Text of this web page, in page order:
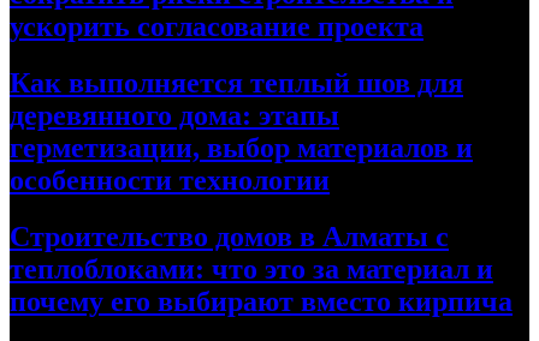
ускорить согласование проекта
Как выполняется теплый шов для
деревянного дома: этапы
герметизации, выбор материалов и
особенности технологии
Строительство домов в Алматы с
теплоблоками: что это за материал и
почему его выбирают вместо кирпича